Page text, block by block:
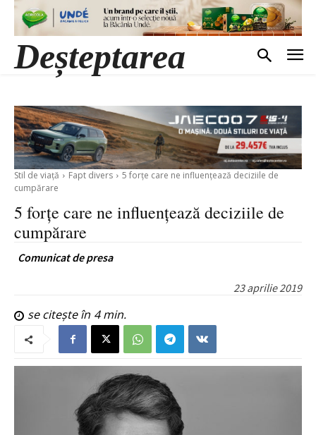
Deșteptarea
Stil de viață Fapt divers
5 forțe care ne influențează deciziile de
cumpărare
5 forțe care ne influențează deciziile de
cumpărare
Comunicat de presa
23 aprilie 2019
se citește în 4min.